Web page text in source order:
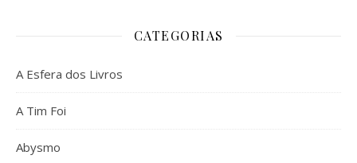
CATEGORIAS
A Esfera dos Livros
A Tim Foi
Abysmo